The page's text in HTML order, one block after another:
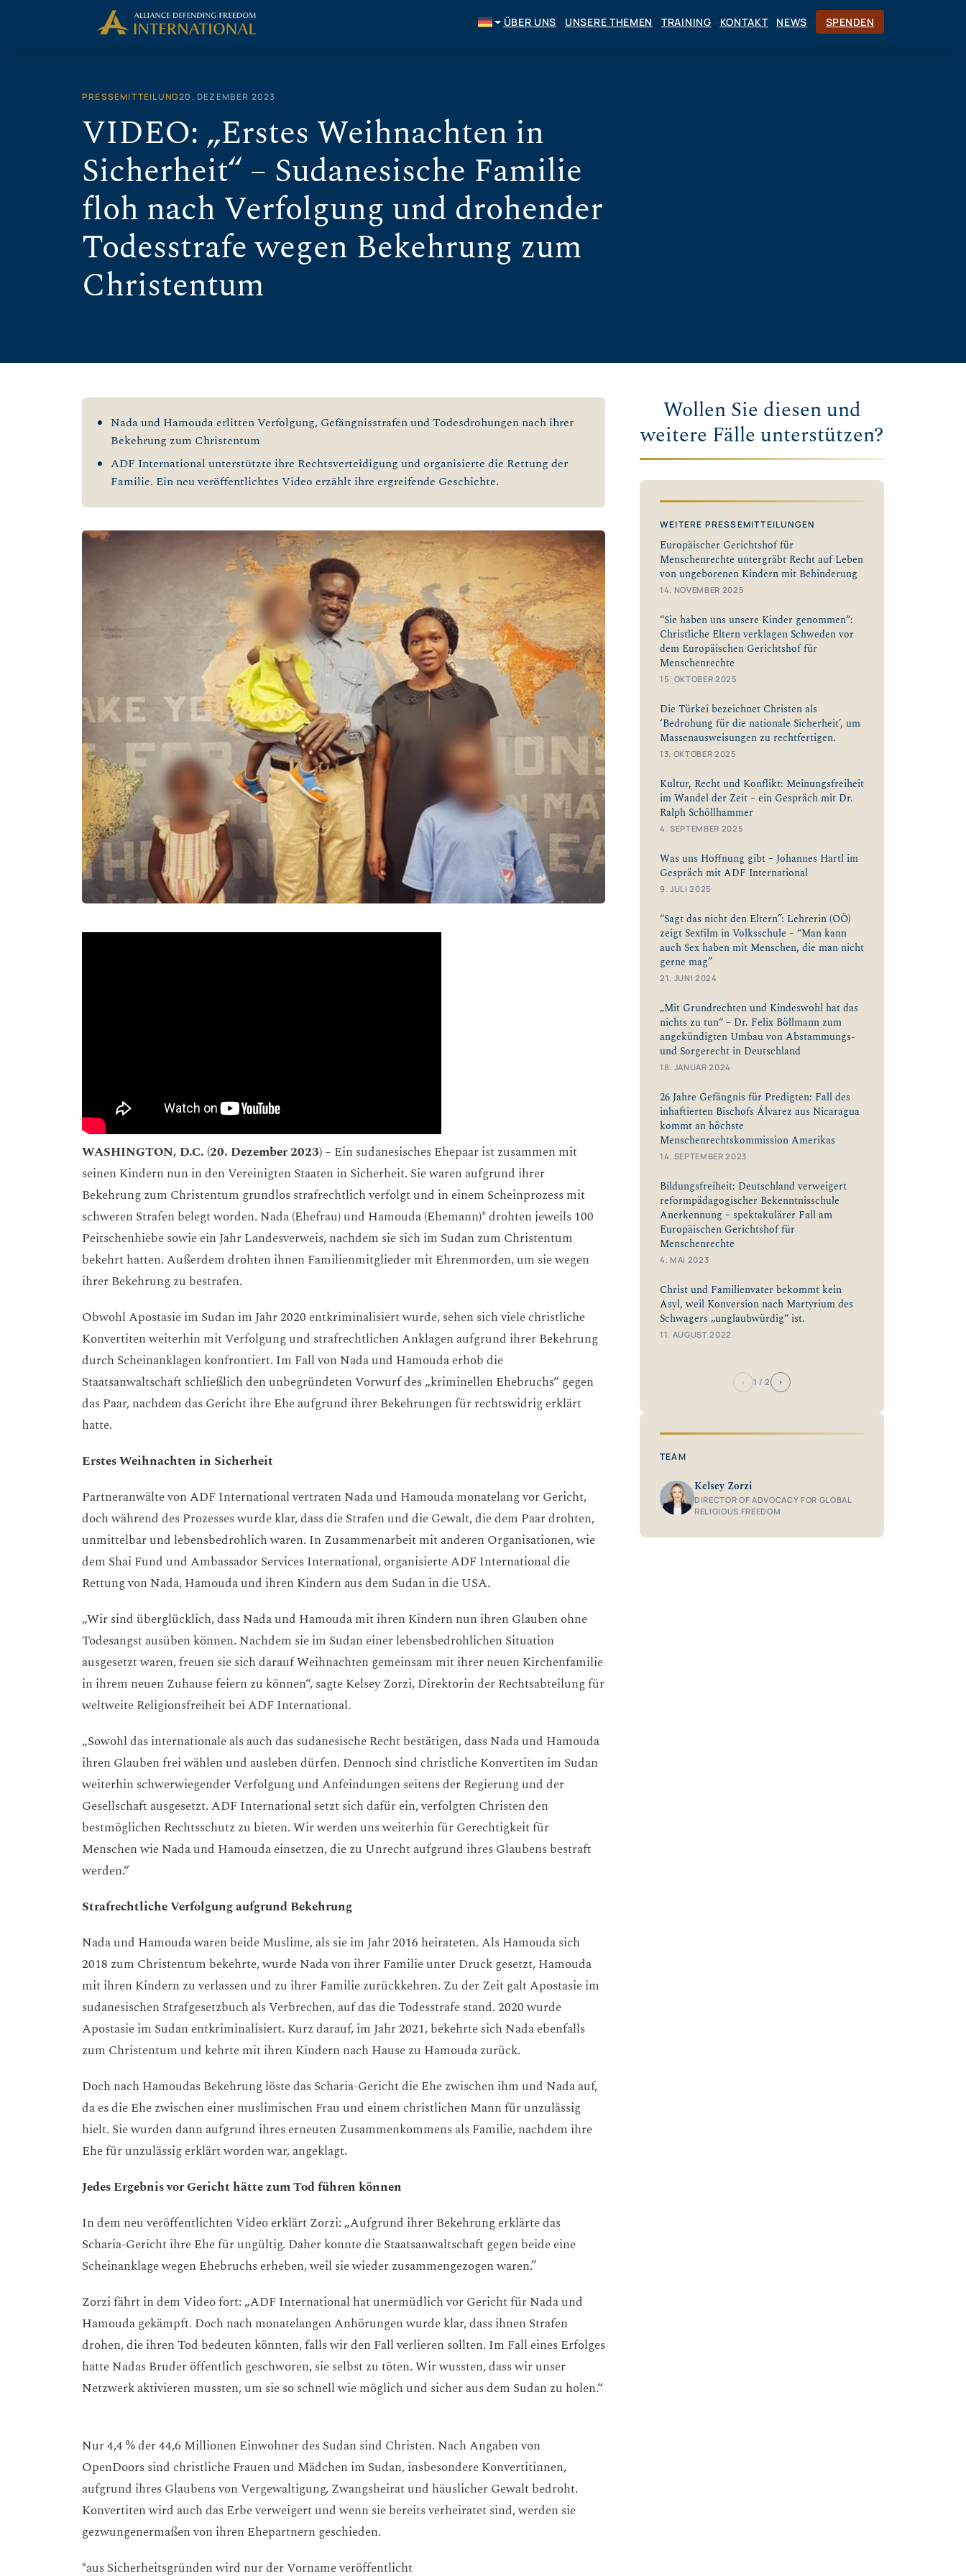
ÜBER UNS UNSERE THEMEN TRAINING KONTAKT NEWS SPENDEN
PRESSEMITTEILUNG20. DEZEMBER 2023
VIDEO: „Erstes Weihnachten in
Sicherheit“ – Sudanesische Familie
floh nach Verfolgung und drohender
Todesstrafe wegen Bekehrung zum
Christentum
Nada und Hamouda erlitten Verfolgung, Gefängnisstrafen und Todesdrohungen nach ihrer
Bekehrung zum Christentum
ADF International unterstützte ihre Rechtsverteidigung und organisierte die Rettung der
Familie. Ein neu veröffentlichtes Video erzählt ihre ergreifende Geschichte.
WASHINGTON, D.C. (20. Dezember 2023)– Ein sudanesisches Ehepaar ist zusammen mit
seinen Kindern nun in den Vereinigten Staaten in Sicherheit. Sie waren aufgrund ihrer
Bekehrung zum Christentum grundlos strafrechtlich verfolgt und in einem Scheinprozess mit
schweren Strafen belegt worden. Nada (Ehefrau) und Hamouda (Ehemann)* drohten jeweils 100
Peitschenhiebe sowie ein Jahr Landesverweis, nachdem sie sich im Sudan zum Christentum
bekehrt hatten. Außerdem drohten ihnen Familienmitglieder mit Ehrenmorden, um sie wegen
ihrer Bekehrung zu bestrafen.
Obwohl Apostasie im Sudan im Jahr 2020 entkriminalisiert wurde, sehen sich viele christliche
Konvertiten weiterhin mit Verfolgung und strafrechtlichen Anklagen aufgrund ihrer Bekehrung
durch Scheinanklagen konfrontiert. Im Fall von Nada und Hamouda erhob die
Staatsanwaltschaft schließlich den unbegründeten Vorwurf des „kriminellen Ehebruchs“ gegen
das Paar, nachdem das Gericht ihre Ehe aufgrund ihrer Bekehrungen für rechtswidrig erklärt
hatte.
Erstes Weihnachten in Sicherheit
Partneranwälte von ADF International vertraten Nada und Hamouda monatelang vor Gericht,
doch während des Prozesses wurde klar, dass die Strafen und die Gewalt, die dem Paar drohten,
unmittelbar und lebensbedrohlich waren. In Zusammenarbeit mit anderen Organisationen, wie
dem Shai Fund und Ambassador Services International, organisierte ADF International die
Rettung von Nada, Hamouda und ihren Kindern aus dem Sudan in die USA.
„Wir sind überglücklich, dass Nada und Hamouda mit ihren Kindern nun ihren Glauben ohne
Todesangst ausüben können. Nachdem sie im Sudan einer lebensbedrohlichen Situation
ausgesetzt waren, freuen sie sich darauf Weihnachten gemeinsam mit ihrer neuen Kirchenfamilie
in ihrem neuen Zuhause feiern zu können“, sagte Kelsey Zorzi, Direktorin der Rechtsabteilung für
weltweite Religionsfreiheit bei ADF International.
„Sowohl das internationale als auch das sudanesische Recht bestätigen, dass Nada und Hamouda
ihren Glauben frei wählen und ausleben dürfen. Dennoch sind christliche Konvertiten im Sudan
weiterhin schwerwiegender Verfolgung und Anfeindungen seitens der Regierung und der
Gesellschaft ausgesetzt. ADF International setzt sich dafür ein, verfolgten Christen den
bestmöglichen Rechtsschutz zu bieten. Wir werden uns weiterhin für Gerechtigkeit für
Menschen wie Nada und Hamouda einsetzen, die zu Unrecht aufgrund ihres Glaubens bestraft
werden.“
Strafrechtliche Verfolgung aufgrund Bekehrung
Nada und Hamouda waren beide Muslime, als sie im Jahr 2016 heirateten. Als Hamouda sich
2018 zum Christentum bekehrte, wurde Nada von ihrer Familie unter Druck gesetzt, Hamouda
mit ihren Kindern zu verlassen und zu ihrer Familie zurückkehren. Zu der Zeit galt Apostasie im
sudanesischen Strafgesetzbuch als Verbrechen, auf das die Todesstrafe stand. 2020 wurde
Apostasie im Sudan entkriminalisiert. Kurz darauf, im Jahr 2021, bekehrte sich Nada ebenfalls
zum Christentum und kehrte mit ihren Kindern nach Hause zu Hamouda zurück.
Doch nach Hamoudas Bekehrung löste das Scharia-Gericht die Ehe zwischen ihm und Nada auf,
da es die Ehe zwischen einer muslimischen Frau und einem christlichen Mann für unzulässig
hielt. Sie wurden dann aufgrund ihres erneuten Zusammenkommens als Familie, nachdem ihre
Ehe für unzulässig erklärt worden war, angeklagt.
Jedes Ergebnis vor Gericht hätte zum Tod führen können
In dem neu veröffentlichten Video erklärt Zorzi: „Aufgrund ihrer Bekehrung erklärte das
Scharia-Gericht ihre Ehe für ungültig. Daher konnte die Staatsanwaltschaft gegen beide eine
Scheinanklage wegen Ehebruchs erheben, weil sie wieder zusammengezogen waren.”
Zorzi fährt in dem Video fort: „ADF International hat unermüdlich vor Gericht für Nada und
Hamouda gekämpft. Doch nach monatelangen Anhörungen wurde klar, dass ihnen Strafen
drohen, die ihren Tod bedeuten könnten, falls wir den Fall verlieren sollten. Im Fall eines Erfolges
hatte Nadas Bruder öffentlich geschworen, sie selbst zu töten. Wir wussten, dass wir unser
Netzwerk aktivieren mussten, um sie so schnell wie möglich und sicher aus dem Sudan zu holen.“
Nur 4,4 % der 44,6 Millionen Einwohner des Sudan sind Christen. Nach Angaben von
OpenDoors sind christliche Frauen und Mädchen im Sudan, insbesondere Konvertitinnen,
aufgrund ihres Glaubens von Vergewaltigung, Zwangsheirat und häuslicher Gewalt bedroht.
Konvertiten wird auch das Erbe verweigert und wenn sie bereits verheiratet sind, werden sie
gezwungenermaßen von ihren Ehepartnern geschieden.
*aus Sicherheitsgründen wird nur der Vorname veröffentlicht
Wollen Sie diesen und
weitere Fälle unterstützen?
WEITERE PRESSEMITTEILUNGEN
Europäischer Gerichtshof für
Menschenrechte untergräbt Recht auf Leben
von ungeborenen Kindern mit Behinderung
14. NOVEMBER 2025
“Sie haben uns unsere Kinder genommen“:
Christliche Eltern verklagen Schweden vor
dem Europäischen Gerichtshof für
Menschenrechte
15. OKTOBER 2025
Die Türkei bezeichnet Christen als
‘Bedrohung für die nationale Sicherheit’, um
Massenausweisungen zu rechtfertigen.
13. OKTOBER 2025
Kultur, Recht und Konflikt: Meinungsfreiheit
im Wandel der Zeit – ein Gespräch mit Dr.
Ralph Schöllhammer
4. SEPTEMBER 2025
Was uns Hoffnung gibt – Johannes Hartl im
Gespräch mit ADF International
9. JULI 2025
“Sagt das nicht den Eltern”: Lehrerin (OÖ)
zeigt Sexfilm in Volksschule – “Man kann
auch Sex haben mit Menschen, die man nicht
gerne mag”
21. JUNI 2024
„Mit Grundrechten und Kindeswohl hat das
nichts zu tun“ – Dr. Felix Böllmann zum
angekündigten Umbau von Abstammungs-
und Sorgerecht in Deutschland
18. JANUAR 2024
26 Jahre Gefängnis für Predigten: Fall des
inhaftierten Bischofs Álvarez aus Nicaragua
kommt an höchste
Menschenrechtskommission Amerikas
14. SEPTEMBER 2023
Bildungsfreiheit: Deutschland verweigert
reformpädagogischer Bekenntnisschule
Anerkennung – spektakulärer Fall am
Europäischen Gerichtshof für
Menschenrechte ​
4. MAI 2023
Christ und Familienvater bekommt kein
Asyl, weil Konversion nach Martyrium des
Schwagers „unglaubwürdig“ ist.
11. AUGUST 2022
‹ 1 / 2 ›
TEAM
Kelsey Zorzi
DIRECTOR OF ADVOCACY FOR GLOBAL
RELIGIOUS FREEDOM